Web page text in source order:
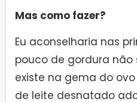
Mas como fazer?
Eu aconselharia nas
pouco de gordura
existe na gema do
de leite desnatado